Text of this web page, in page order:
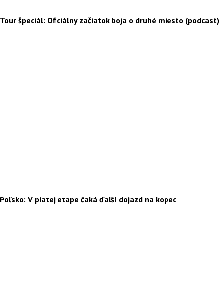
Tour špeciál: Oficiálny začiatok boja o druhé miesto (podcast)
Poľsko: V piatej etape čaká ďalší dojazd na kopec